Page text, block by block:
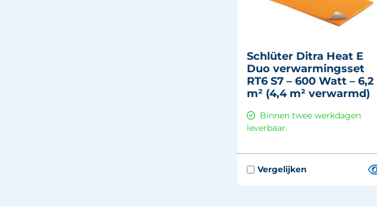
Schlüter Ditra Heat E
Duo verwarmingsset
RT6 S7 – 600 Watt – 6,2
m² (4,4 m² verwarmd)
Binnen twee werkdagen
leverbaar.